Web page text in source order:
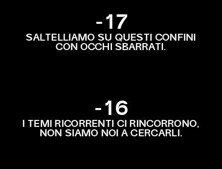
-17
SALTELLIAMO SU QUESTI CONFINI
CON OCCHI SBARRATI.
-16
I TEMI RICORRENTI CI RINCORRONO,
NON SIAMO NOI A CERCARLI.